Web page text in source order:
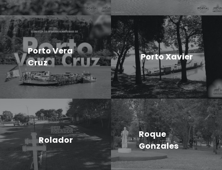
Porto Vera
Cruz
Porto Xavier
Rolador
Roque
Gonzales